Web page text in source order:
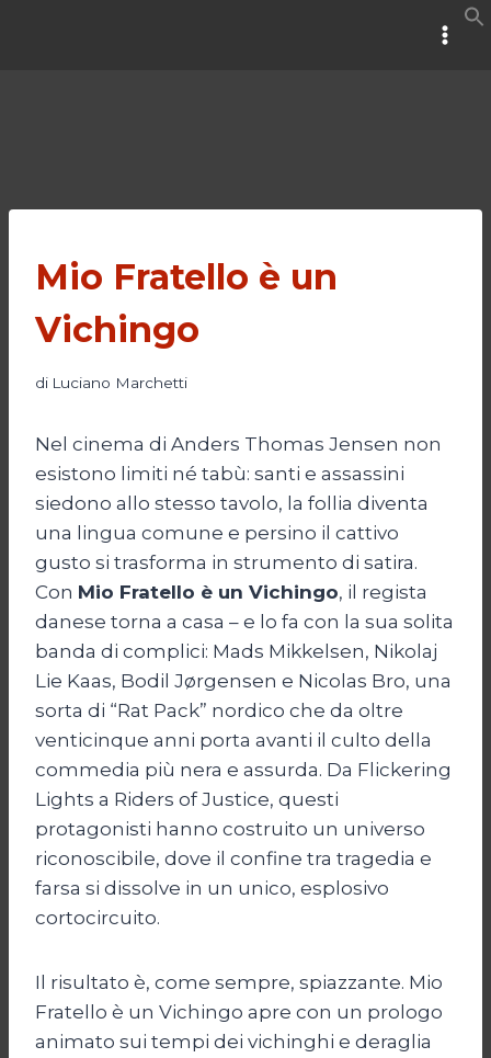
Mio Fratello è un
Vichingo
di Luciano Marchetti
Nel cinema di Anders Thomas Jensen non
esistono limiti né tabù: santi e assassini
siedono allo stesso tavolo, la follia diventa
una lingua comune e persino il cattivo
gusto si trasforma in strumento di satira.
Con Mio Fratello è un Vichingo, il regista
danese torna a casa – e lo fa con la sua solita
banda di complici: Mads Mikkelsen, Nikolaj
Lie Kaas, Bodil Jørgensen e Nicolas Bro, una
sorta di “Rat Pack” nordico che da oltre
venticinque anni porta avanti il culto della
commedia più nera e assurda. Da Flickering
Lights a Riders of Justice, questi
protagonisti hanno costruito un universo
riconoscibile, dove il confine tra tragedia e
farsa si dissolve in un unico, esplosivo
cortocircuito.
Il risultato è, come sempre, spiazzante. Mio
Fratello è un Vichingo apre con un prologo
animato sui tempi dei vichinghi e deraglia